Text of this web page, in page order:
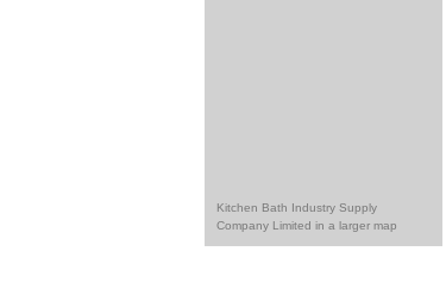
Kitchen Bath Industry Supply
Company Limited in a larger map